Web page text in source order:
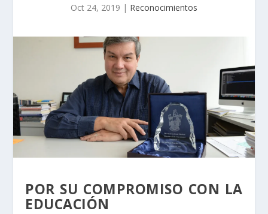
Oct 24, 2019 | Reconocimientos
POR SU COMPROMISO CON LA
EDUCACIÓN